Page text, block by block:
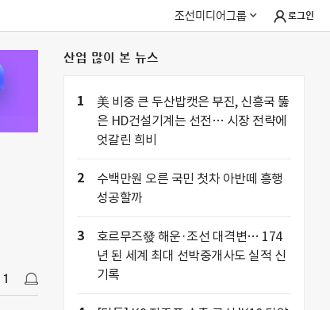
조선미디어그룹 로그인
1
산업 많이 본 뉴스